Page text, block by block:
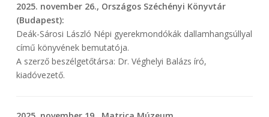
2025. november 26., Országos Széchényi Könyvtár
(Budapest):
Deák-Sárosi László Népi gyerekmondókák dallamhangsúllyal
című könyvének bemutatója.
A szerző beszélgetőtársa: Dr. Véghelyi Balázs író,
kiadóvezető.